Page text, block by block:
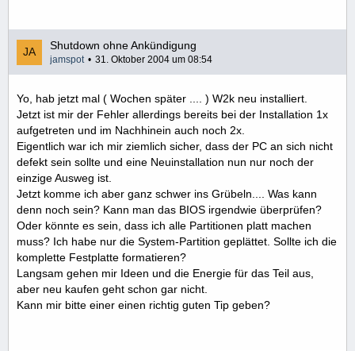
Shutdown ohne Ankündigung
jamspot 31. Oktober 2004 um 08:54
Yo, hab jetzt mal ( Wochen später .... ) W2k neu installiert.
Jetzt ist mir der Fehler allerdings bereits bei der Installation 1x
aufgetreten und im Nachhinein auch noch 2x.
Eigentlich war ich mir ziemlich sicher, dass der PC an sich nicht
defekt sein sollte und eine Neuinstallation nun nur noch der
einzige Ausweg ist.
Jetzt komme ich aber ganz schwer ins Grübeln.... Was kann
denn noch sein? Kann man das BIOS irgendwie überprüfen?
Oder könnte es sein, dass ich alle Partitionen platt machen
muss? Ich habe nur die System-Partition geplättet. Sollte ich die
komplette Festplatte formatieren?
Langsam gehen mir Ideen und die Energie für das Teil aus,
aber neu kaufen geht schon gar nicht.
Kann mir bitte einer einen richtig guten Tip geben?